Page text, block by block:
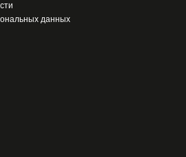
данных